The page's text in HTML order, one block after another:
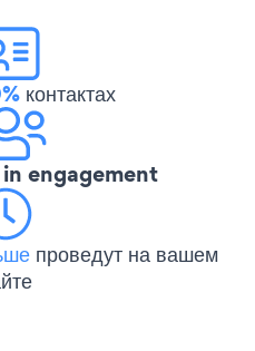
контактах
in engagement
проведут на вашем